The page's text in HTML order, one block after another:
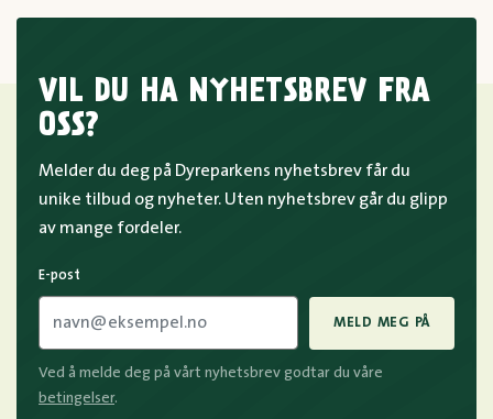
VIL DU HA NYHETSBREV FRA
OSS?
Melder du deg på Dyreparkens nyhetsbrev får du
unike tilbud og nyheter. Uten nyhetsbrev går du glipp
av mange fordeler.
E-post
MELD MEG PÅ
Ved å melde deg på vårt nyhetsbrev godtar du våre
betingelser.